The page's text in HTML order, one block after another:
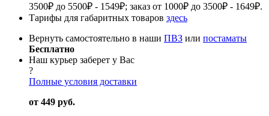
3500₽ до 5500₽ - 1549₽; заказ от 1000₽ до 3500₽ - 1649₽.
Тарифы для габаритных товаров здесь
Вернуть самостоятельно в наши ПВЗ или постаматы
Бесплатно
Наш курьер заберет у Вас
?
Полные условия доставки
от 449 руб.